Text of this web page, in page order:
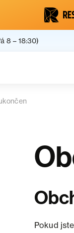
8 – 18:30)
Pokud